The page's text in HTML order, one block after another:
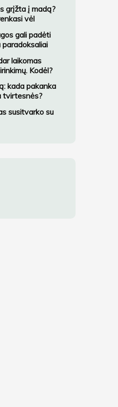
grįžta į madą?
vėl
gali padėti
laikomas
Kodėl?
kada pakanka
tvirtesnės?
susitvarko su